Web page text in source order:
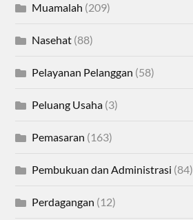
Muamalah (209)
Nasehat (88)
Pelayanan Pelanggan (58)
Peluang Usaha (3)
Pemasaran (163)
Pembukuan dan Administrasi (84)
Perdagangan (12)